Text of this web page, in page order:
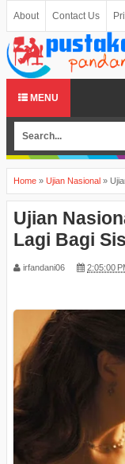
About Contact Us
MENU
Home » Ujian Nasional »
Ujian
Lagi Bagi
irfandani06 2:05:00